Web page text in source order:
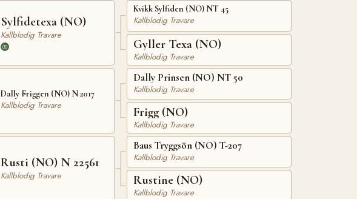
Sylfidetexa (NO)
Kallblodig Travare
Dally Friggen (NO) N 2017
Kallblodig Travare
Rusti (NO) N 22561
Kallblodig Travare
Kvikk Sylfiden (NO) NT 45
Kallblodig Travare
Gyller Texa (NO)
Kallblodig Travare
Dally Prinsen (NO) NT 50
Kallblodig Travare
Frigg (NO)
Kallblodig Travare
Baus Tryggsön (NO) T-207
Kallblodig Travare
Rustine (NO)
Kallblodig Travare